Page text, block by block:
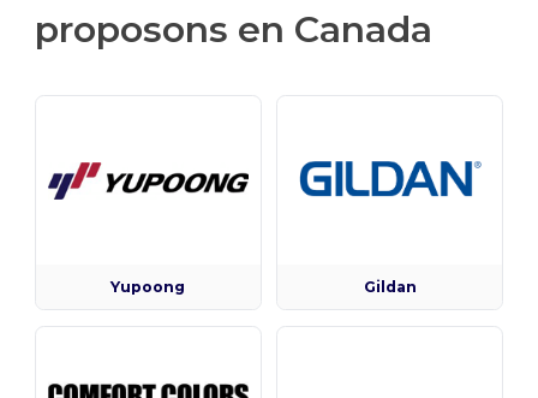
proposons en Canada
Yupoong Gildan